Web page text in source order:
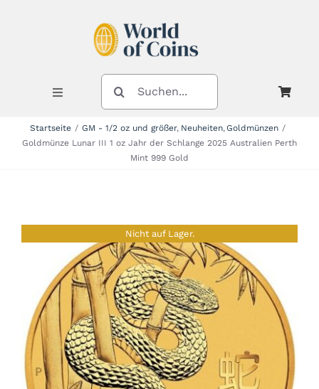
Toggle
Navigation
Neuheiten
Angebote
Über Uns
SUCHE
NACH:
Startseite GM - 1/2 oz und größer Neuheiten Goldmünzen
Goldmünze Lunar III 1 oz Jahr der Schlange 2025 Australien Perth
Mint 999 Gold
Nicht auf Lager.